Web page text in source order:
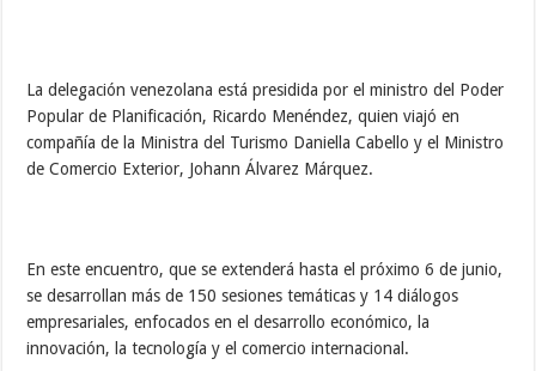
La delegación venezolana está presidida por el ministro del Poder
Popular de Planificación, Ricardo Menéndez, quien viajó en
compañía de la Ministra del Turismo Daniella Cabello y el Ministro
de Comercio Exterior, Johann Álvarez Márquez.
En este encuentro, que se extenderá hasta el próximo 6 de junio,
se desarrollan más de 150 sesiones temáticas y 14 diálogos
empresariales, enfocados en el desarrollo económico, la
innovación, la tecnología y el comercio internacional.